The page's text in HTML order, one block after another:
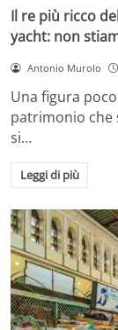
Il re più ricco
yacht: non
Antonio Murolo
Una figura
patrimonio che
si…
Leggi di più